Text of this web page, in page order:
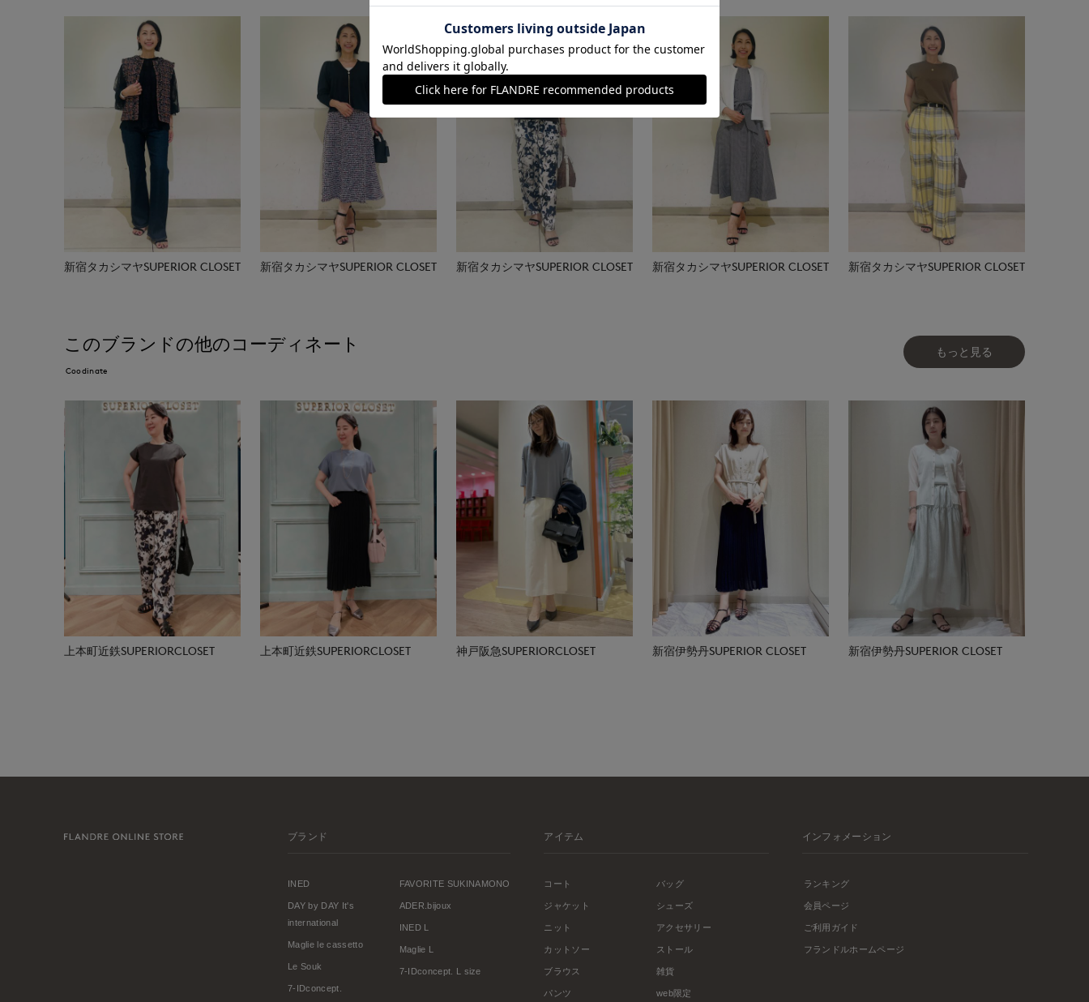
新宿タカシマヤSUPERIOR CLOSET 新宿タカシマヤSUPERIOR CLOSET 新宿タカシマヤSUPERIOR CLOSET 新宿タカシマヤSUPERIOR CLOSET 新宿タカシマヤSUPERIOR CLOSET
このブランドの他のコーディネート
Coodinate
もっと見る
上本町近鉄SUPERIORCLOSET 上本町近鉄SUPERIORCLOSET 神戸阪急SUPERIORCLOSET 新宿伊勢丹SUPERIOR CLOSET 新宿伊勢丹SUPERIOR CLOSET
ブランド
INED
DAY by DAY It's
international
Maglie le cassetto
Le Souk
7-IDconcept.
FAVORITE SUKINAMONO
ADER.bijoux
INED L
Maglie L
7-IDconcept. L size
アイテム
コート
ジャケット
ニット
カットソー
ブラウス
パンツ
バッグ
シューズ
アクセサリー
ストール
雑貨
web限定
インフォメーション
ランキング
会員ページ
ご利用ガイド
フランドルホームページ